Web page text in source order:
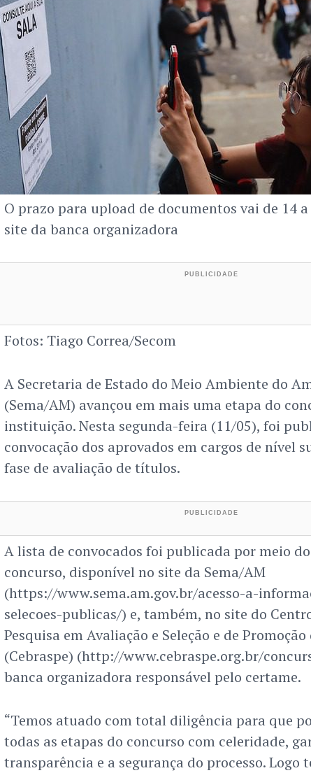
O prazo para upload de documentos vai de 14
site da banca organizadora
Fotos: Tiago Correa/Secom
A Secretaria de Estado do Meio Ambiente do
(Sema/AM) avançou em mais uma etapa do
instituição. Nesta segunda-feira (11/05), foi
convocação dos aprovados em cargos de nível
fase de avaliação de títulos.
A lista de convocados foi publicada por meio
concurso, disponível no site da Sema/AM
(https://www.sema.am.gov.br/acesso-a-
selecoes-publicas/) e, também, no site do
Pesquisa em Avaliação e Seleção e de Promoção
(Cebraspe) (http://www.cebraspe.org.br/
banca organizadora responsável pelo certame.
“Temos atuado com total diligência para que
todas as etapas do concurso com celeridade,
transparência e a segurança do processo. Logo